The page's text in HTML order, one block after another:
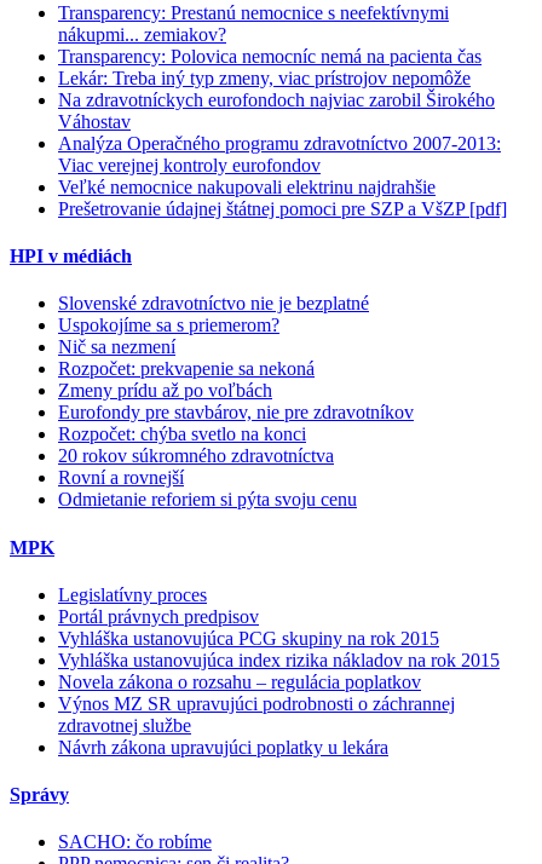
Transparency: Prestanú nemocnice s neefektívnymi
nákupmi... zemiakov?
Transparency: Polovica nemocníc nemá na pacienta čas
Lekár: Treba iný typ zmeny, viac prístrojov nepomôže
Na zdravotníckych eurofondoch najviac zarobil Širokého
Váhostav
Analýza Operačného programu zdravotníctvo 2007-2013:
Viac verejnej kontroly eurofondov
Veľké nemocnice nakupovali elektrinu najdrahšie
Prešetrovanie údajnej štátnej pomoci pre SZP a VšZP [pdf]
HPI v médiách
Slovenské zdravotníctvo nie je bezplatné
Uspokojíme sa s priemerom?
Nič sa nezmení
Rozpočet: prekvapenie sa nekoná
Zmeny prídu až po voľbách
Eurofondy pre stavbárov, nie pre zdravotníkov
Rozpočet: chýba svetlo na konci
20 rokov súkromného zdravotníctva
Rovní a rovnejší
Odmietanie reforiem si pýta svoju cenu
MPK
Legislatívny proces
Portál právnych predpisov
Vyhláška ustanovujúca PCG skupiny na rok 2015
Vyhláška ustanovujúca index rizika nákladov na rok 2015
Novela zákona o rozsahu – regulácia poplatkov
Výnos MZ SR upravujúci podrobnosti o záchrannej
zdravotnej službe
Návrh zákona upravujúci poplatky u lekára
Správy
SACHO: čo robíme